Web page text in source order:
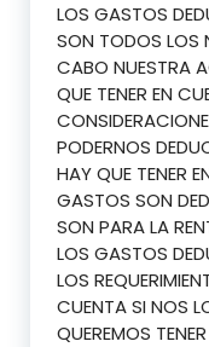
LOS GASTOS
SON TODOS LOS
CABO NUESTRA
QUE TENER EN
PODERNOS
HAY QUE TENER
GASTOS SON
SON PARA LA
LOS GASTOS
LOS
CUENTA SI NOS
QUEREMOS